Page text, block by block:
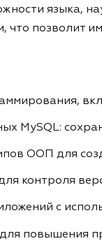
языка,
что позволит
MySQL:
ООП для
контроля
с
повышения